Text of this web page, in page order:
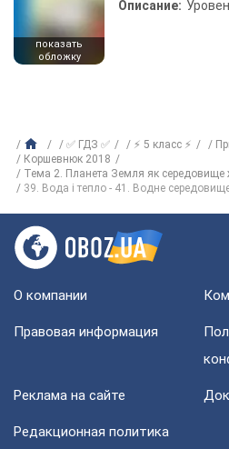
показать
обложку
Описание:
✅ ГДЗ ✅ ⚡ 5 класс ⚡
Коршевнюк 2018
Тема 2. Планета Земля як середовище
39. Вода і тепло - 41. Водне
О компании
Правовая информация
Реклама на сайте
Редакционная политика